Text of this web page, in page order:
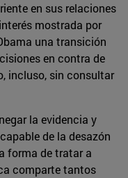
en sus relaciones
mostrada por
una transición
en contra de
incluso, sin consultar
la evidencia y
de la desazón
forma de tratar a
comparte tantos